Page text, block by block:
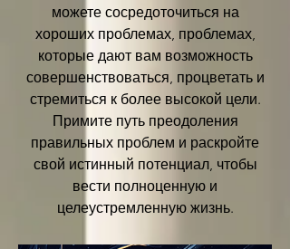
можете сосредоточиться на
хороших проблемах, проблемах,
которые дают вам возможность
совершенствоваться, процветать и
стремиться к более высокой цели.
Примите путь преодоления
правильных проблем и раскройте
свой истинный потенциал, чтобы
вести полноценную и
целеустремленную жизнь.